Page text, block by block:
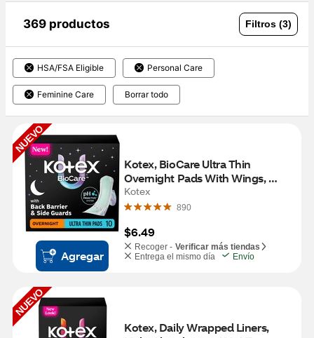
369 productos Filtros (3)
HSA/FSA Eligible Personal Care
Feminine Care Borrar todo
NUEVO
Agregar
Kotex, BioCare Ultra Thin
Overnight Pads With Wings,
Heavy, 10 CT
Kotex
890
$6.49
Recoger - Verificar más tiendas
Entrega el mismo día
Envío
NUEVO
Kotex, Daily Wrapped Liners,